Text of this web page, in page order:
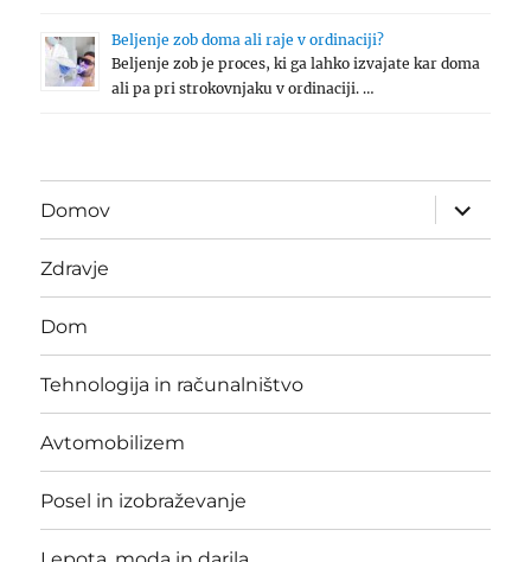
Beljenje zob doma ali raje v ordinaciji?
Beljenje zob je proces, ki ga lahko izvajate kar doma
ali pa pri strokovnjaku v ordinaciji. …
Domov
expand
child
menu
Zdravje
Dom
Tehnologija in računalništvo
Avtomobilizem
Posel in izobraževanje